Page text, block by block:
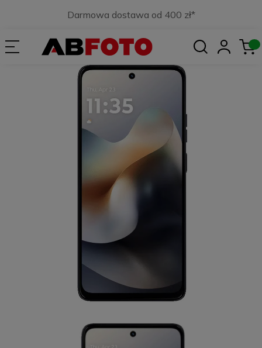
Darmowa dostawa od 400 zł*